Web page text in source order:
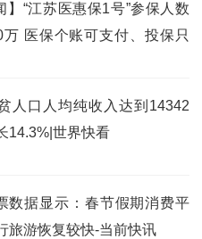
】“江苏医惠保1号”参保人数
万 医保个账可支付、投保只
人口人均纯收入达到14342
14.3%|世界快看
数据显示：春节假期消费平
旅游恢复较快-当前快讯